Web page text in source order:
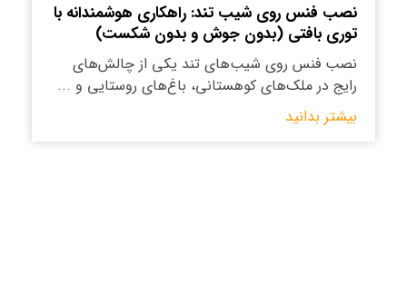
نصب فنس روی شیب تند: راهکاری هوشمندانه با
توری بافتی (بدون جوش و بدون شکست)
نصب فنس روی شیب‌های تند یکی از چالش‌های
رایج در ملک‌های کوهستانی، باغ‌های روستایی و ...
بیشتر بدانید